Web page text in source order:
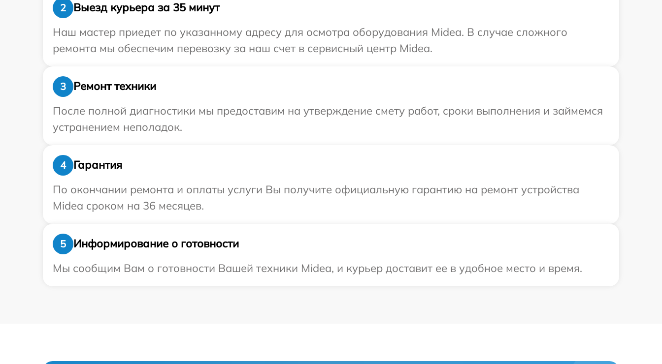
2
Выезд курьера за 35 минут
Наш мастер приедет по указанному адресу для осмотра оборудования Midea. В случае сложного
ремонта мы обеспечим перевозку за наш счет в сервисный центр Midea.
3
Ремонт техники
После полной диагностики мы предоставим на утверждение смету работ, сроки выполнения и займемся
устранением неполадок.
4
Гарантия
По окончании ремонта и оплаты услуги Вы получите официальную гарантию на ремонт устройства
Midea сроком на 36 месяцев.
5
Информирование о готовности
Мы сообщим Вам о готовности Вашей техники Midea, и курьер доставит ее в удобное место и время.